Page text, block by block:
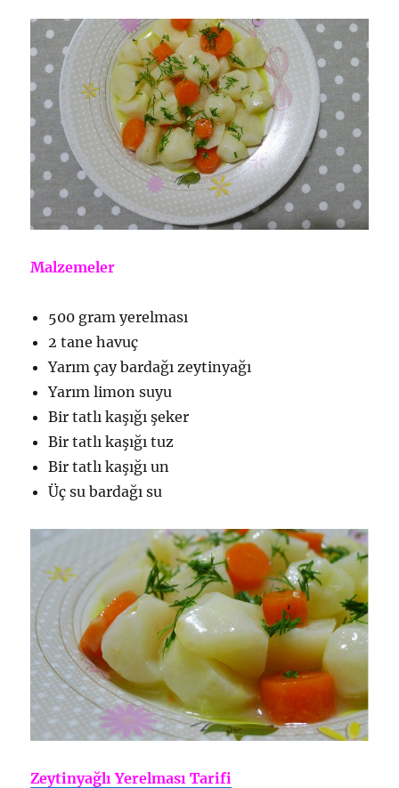
Malzemeler
500 gram yerelması
2 tane havuç
Yarım çay bardağı zeytinyağı
Yarım limon suyu
Bir tatlı kaşığı şeker
Bir tatlı kaşığı tuz
Bir tatlı kaşığı un
Üç su bardağı su
Zeytinyağlı Yerelması Tarifi